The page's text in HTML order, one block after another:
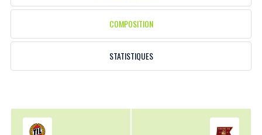
COMPOSITION
STATISTIQUES